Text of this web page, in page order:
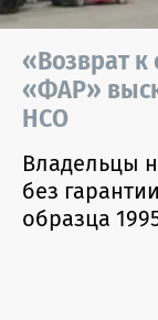
«Возврат к
«ФАР»
НСО
Владельцы
без
образца